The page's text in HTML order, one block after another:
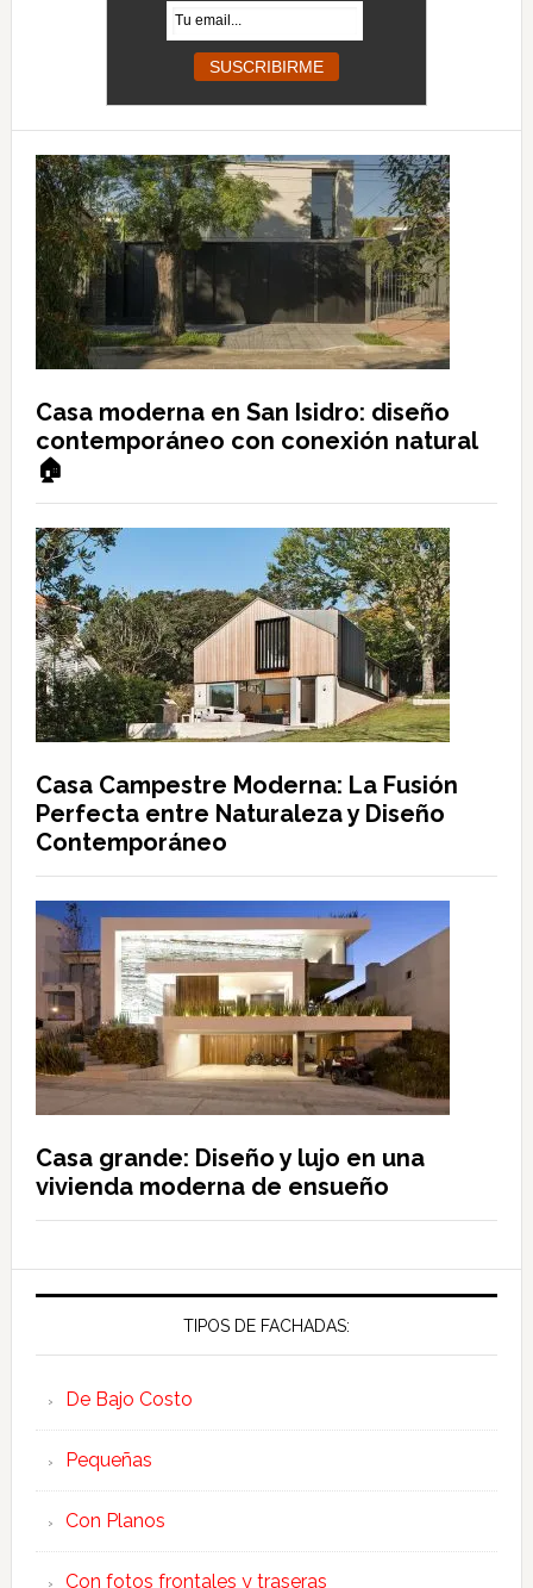
Casa moderna en San Isidro: diseño
contemporáneo con conexión natural
🏠
Casa Campestre Moderna: La Fusión
Perfecta entre Naturaleza y Diseño
Contemporáneo
Casa grande: Diseño y lujo en una
vivienda moderna de ensueño
TIPOS DE FACHADAS:
De Bajo Costo
Pequeñas
Con Planos
Con fotos frontales y traseras